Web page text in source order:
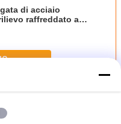
di acciaio
raffreddato ad
per la stampa a
di legno MDF